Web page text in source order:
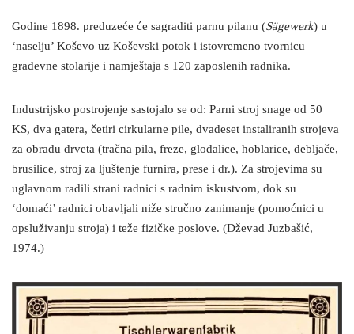
Godine 1898. preduzeće će sagraditi parnu pilanu (Sägewerk) u
‘naselju’ Koševo uz Koševski potok i istovremeno tvornicu
građevne stolarije i namještaja s 120 zaposlenih radnika.
Industrijsko postrojenje sastojalo se od: Parni stroj snage od 50
KS, dva gatera, četiri cirkularne pile, dvadeset instaliranih strojeva
za obradu drveta (tračna pila, freze, glodalice, hoblarice, debljače,
brusilice, stroj za ljuštenje furnira, prese i dr.). Za strojevima su
uglavnom radili strani radnici s radnim iskustvom, dok su
‘domaći’ radnici obavljali niže stručno zanimanje (pomoćnici u
opsluživanju stroja) i teže fizičke poslove. (Dževad Juzbašić,
1974.)